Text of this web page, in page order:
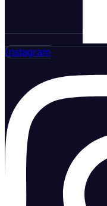
Instagram